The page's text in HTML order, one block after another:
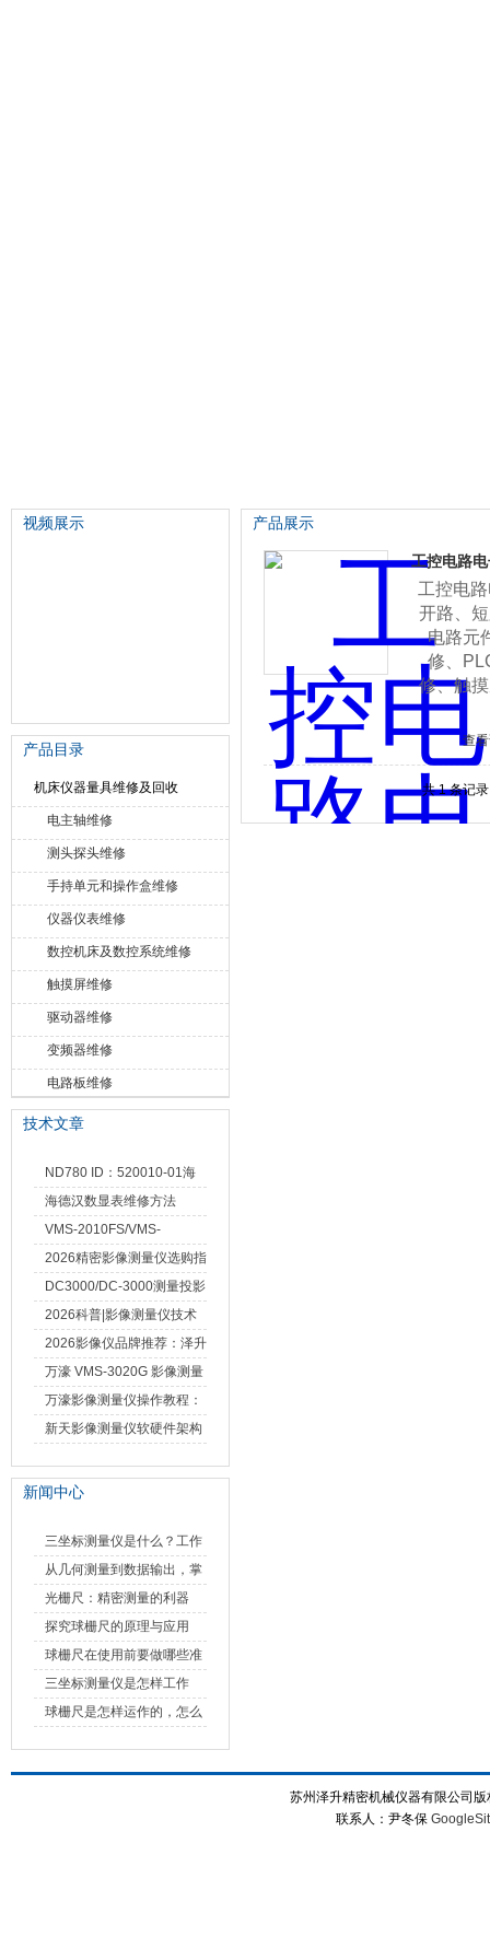
视频展示
产品目录
机床仪器量具维修及回收
电主轴维修
测头探头维修
手持单元和操作盒维修
仪器仪表维修
数控机床及数控系统维修
触摸屏维修
驱动器维修
变频器维修
电路板维修
技术文章
ND780 ID：520010-01海
德汉数显表故障维修内容
海德汉数显表维修方法
VMS-2010FS/VMS-
3020FS/VMS-4030FS手动
影像测量仪技术参数
2026精密影像测量仪选购指
南 靠谱品牌一站式选型推荐
DC3000/DC-3000测量投影
仪万濠数据处理器数显表故
障维修方法
2026科普|影像测量仪技术
原理、分类及选型应用
2026影像仪品牌推荐：泽升
影像测量仪选型指南
万濠 VMS-3020G 影像测量
仪技术规格与应用解析
万濠影像测量仪操作教程：
从开机到出报告，新手也能
新天影像测量仪软硬件架构
新闻中心
三坐标测量仪是什么？工作
原理、分类与核心功能一次
讲清
从几何测量到数据输出，掌
握万濠影像测量仪的六大核
心能力
光栅尺：精密测量的利器
探究球栅尺的原理与应用
球栅尺在使用前要做哪些准
备工作？
三坐标测量仪是怎样工作
的，功能有什么优势？
球栅尺是怎样运作的，怎么
产品展示
工控电路
工控电
开路、
电路元
修、
修、触
查
共 1 条记
苏州泽升精密机械仪器有限公司
联系人：尹冬保